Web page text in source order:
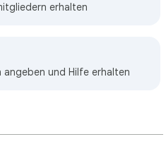
erhalten
und Hilfe erhalten